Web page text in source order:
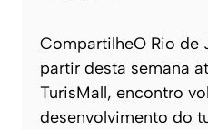
CompartilheO Rio de
partir desta semana
TurisMall, encontro
desenvolvimento do